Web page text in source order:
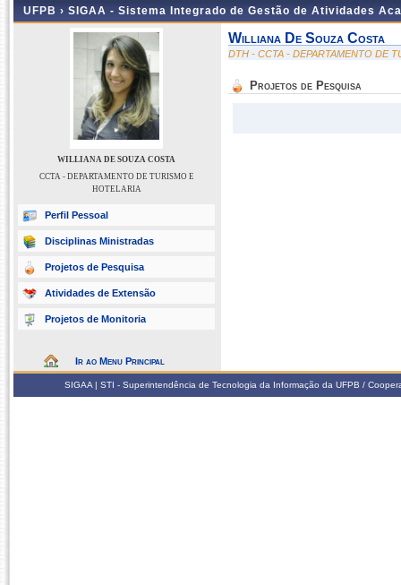
UFPB › SIGAA - Sistema Integrado de Gestão de Atividades
WILLIANA DE SOUZA COSTA
CCTA - DEPARTAMENTO DE TURISMO E
HOTELARIA
Perfil Pessoal
Disciplinas Ministradas
Projetos de Pesquisa
Atividades de Extensão
Projetos de Monitoria
Ir ao Menu Principal
Williana De Souza Costa
DTH - CCTA - DEPARTAMENTO DE
Projetos de Pesquisa
SIGAA | STI - Superintendência de Tecnologia da Informação da UFPB /